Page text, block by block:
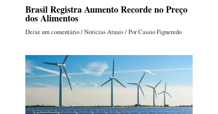
Brasil Registra Aumento Recorde no Preço
dos Alimentos
Deixe um comentário/Notícias Atuais/ PorCassio Figueredo